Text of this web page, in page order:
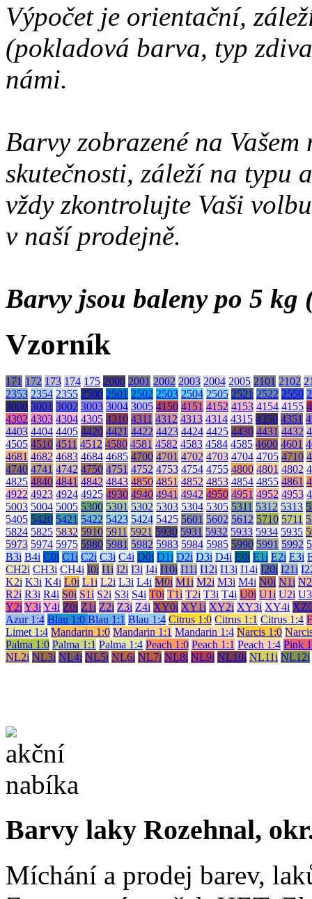
Výpočet je orientační,
(pokladová barva, typ
námi.
Barvy zobrazené na
skutečnosti, záleží na typu
vždy zkontrolujte Vaši
v naší prodejně.
Barvy jsou baleny po 5 kg
Vzorník
171 172 173 174 175 2000 2001 2002 2003 2004 2005 2101 2102
2353 2354 2355 2500 2501 2502 2503 2504 2505 2521 2522 2550
3000 3001 3002 3003 3004 3005 4150 4151 4152 4153 4154 4155
4302 4303 4304 4305 4310 4311 4312 4313 4314 4315 4350 4351
4403 4404 4405 4420 4421 4422 4423 4424 4425 4430 4431 4432
4505 4510 4511 4512 4580 4581 4582 4583 4584 4585 4600 4601
4681 4682 4683 4684 4685 4700 4701 4702 4703 4704 4705 4710
4740 4741 4742 4750 4751 4752 4753 4754 4755 4800 4801 4802
4825 4840 4841 4842 4843 4850 4851 4852 4853 4854 4855 4861
4922 4923 4924 4925 4930 4940 4941 4942 4950 4951 4952 4953
5003 5004 5005 5300 5301 5302 5303 5304 5305 5311 5312 5313
5405 5420 5421 5422 5423 5424 5425 5601 5602 5612 5710 5711
5824 5825 5832 5910 5911 5921 5930 5931 5932 5933 5934 5935
5973 5974 5975 5980 5981 5982 5983 5984 5985 5990 5991 5992
B3i B4i C0i C1i C2i C3i C4i D0i D1i D2i D3i D4i E0i E1i E2i E3i
CH2i CH3i CH4i I0i I1i I2i I3i I4i I10i I11i I12i I13i I14i I20i I21i
K2i K3i K4i L0i L1i L2i L3i L4i M0i M1i M2i M3i M4i N0i N1i
R2i R3i R4i S0i S1i S2i S3i S4i T0i T1i T2i T3i T4i U0i U1i U2i
Y2i Y3i Y4i Z0i Z1i Z2i Z3i Z4i XY0i XY1i XY2i XY3i XY4i
Azur 1:4 Blau 1:0 Blau 1:1 Blau 1:4 Citrus 1:0 Citrus 1:1 Citrus 1:4
Limet 1:4 Mandarin 1:0 Mandarin 1:1 Mandarin 1:4 Narcis 1:0
Palma 1:0 Palma 1:1 Palma 1:4 Peach 1:0 Peach 1:1 Peach 1:4 Pink
NL2i NL3i NL4i NL5i NL6i NL7i NL8i NL9i NL10i NL11i NL12i
Barvy laky Rozehnal,
Míchání a prodej barev,